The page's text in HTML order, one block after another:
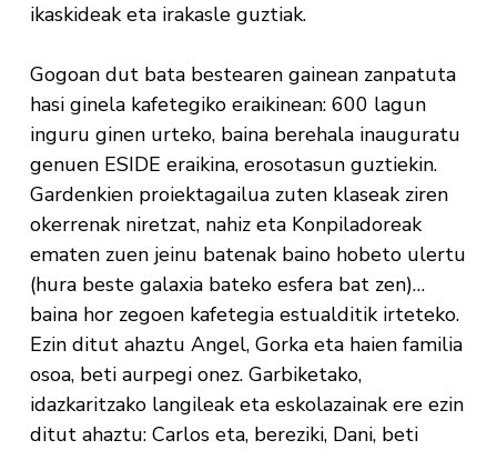
ikaskideak eta irakasle guztiak.
Gogoan dut bata bestearen gainean zanpatuta
hasi ginela kafetegiko eraikinean: 600 lagun
inguru ginen urteko, baina berehala inauguratu
genuen ESIDE eraikina, erosotasun guztiekin.
Gardenkien proiektagailua zuten klaseak ziren
okerrenak niretzat, nahiz eta Konpiladoreak
ematen zuen jeinu batenak baino hobeto ulertu
(hura beste galaxia bateko esfera bat zen)…
baina hor zegoen kafetegia estualditik irteteko.
Ezin ditut ahaztu Angel, Gorka eta haien familia
osoa, beti aurpegi onez. Garbiketako,
idazkaritzako langileak eta eskolazainak ere ezin
ditut ahaztu: Carlos eta, bereziki, Dani, beti